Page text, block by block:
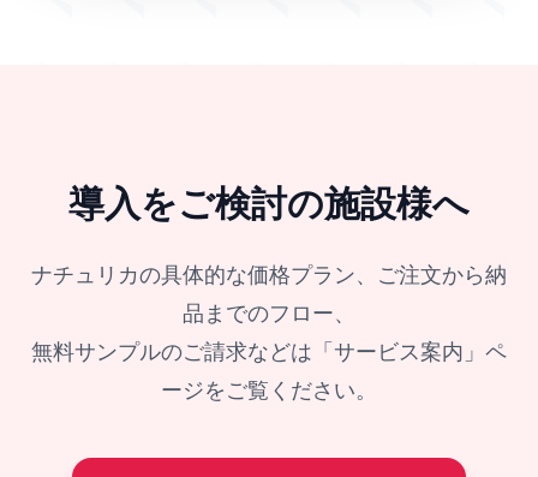
導入をご検討の施設様へ
ナチュリカの具体的な価格プラン、ご注文から納
品までのフロー、
無料サンプルのご請求などは「サービス案内」ペ
ージをご覧ください。